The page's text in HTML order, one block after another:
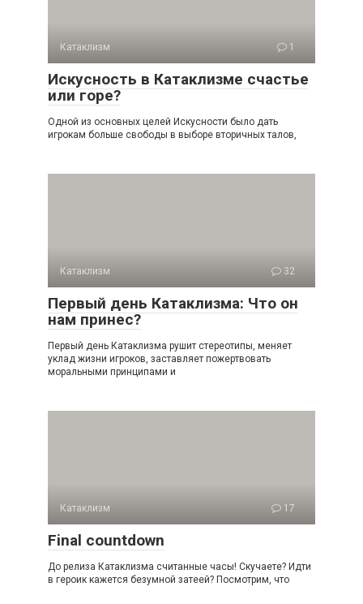
Катаклизм 1
Искусность в Катаклизме счастье
или горе?
Одной из основных целей Искусности было дать
игрокам больше свободы в выборе вторичных талов,
Катаклизм 32
Первый день Катаклизма: Что он
нам принес?
Первый день Катаклизма рушит стереотипы, меняет
уклад жизни игроков, заставляет пожертвовать
моральными принципами и
Катаклизм 17
Final countdown
До релиза Катаклизма считанные часы! Скучаете? Идти
в героик кажется безумной затеей? Посмотрим, что